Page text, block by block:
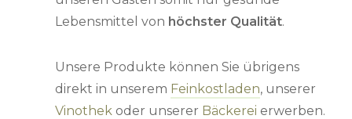
Lebensmittel von höchster Qualität.
Unsere Produkte können Sie übrigens
direkt in unserem Feinkostladen, unserer
Vinothek oder unserer Bäckerei erwerben.